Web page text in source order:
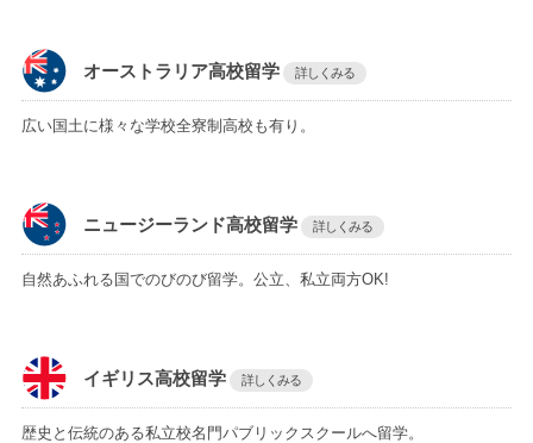
オーストラリア高校留学 詳しくみる
広い国土に様々な学校全寮制高校も有り。
ニュージーランド高校留学 詳しくみる
自然あふれる国でのびのび留学。公立、私立両方OK!
イギリス高校留学 詳しくみる
歴史と伝統のある私立校名門パブリックスクールへ留学。